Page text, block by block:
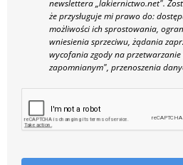
newslettera „lakiernictwo.net".
że przysługuje mi prawo do:
możliwości ich sprostowania,
wniesienia sprzeciwu, żądania
wycofania zgody na
zapomnianym", przenoszenia